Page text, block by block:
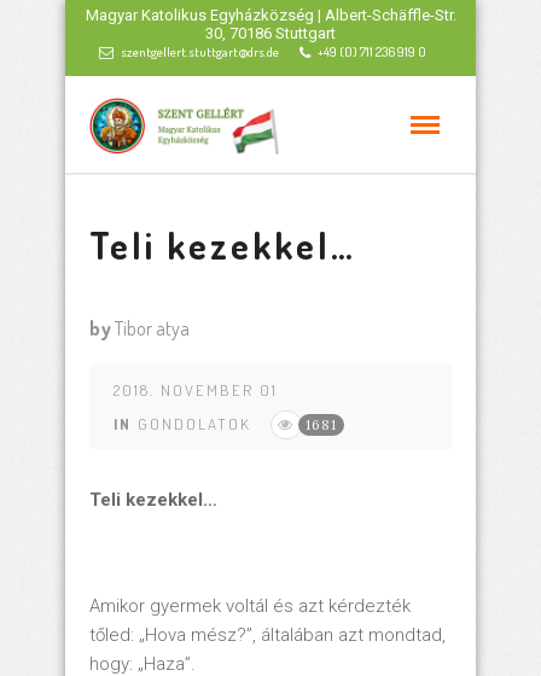
Magyar Katolikus Egyházközség | Albert-Schäffle-Str.
30, 70186 Stuttgart
szentgellert.stuttgart@drs.de +49 (0) 711 236 919 0
Teli kezekkel…
byTibor atya
2018. NOVEMBER 01
IN GONDOLATOK 1681
Teli kezekkel…
Amikor gyermek voltál és azt kérdezték
tőled: „Hova mész?”, általában azt mondtad,
hogy: „Haza”.